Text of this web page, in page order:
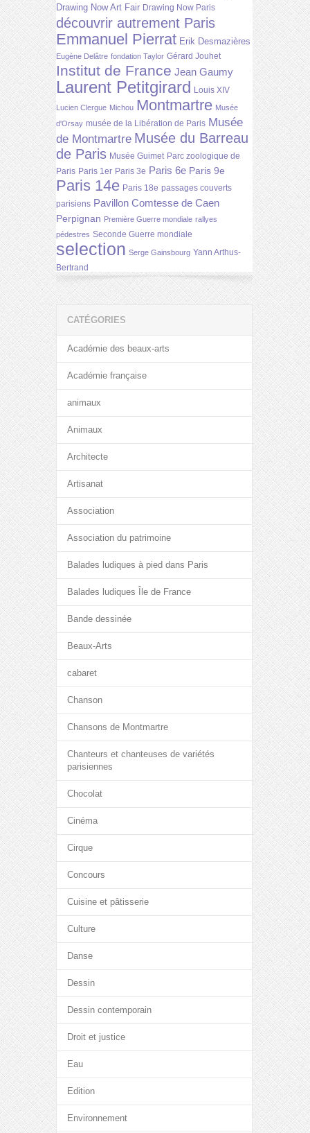
Drawing Now Art Fair Drawing Now Paris
découvrir autrement Paris
Emmanuel Pierrat Erik Desmazières
Eugène Delâtre fondation Taylor Gérard Jouhet
Institut de France Jean Gaumy
Laurent Petitgirard Louis XIV
Lucien Clergue Michou Montmartre Musée
d'Orsay musée de la Libération de Paris Musée
de Montmartre Musée du Barreau
de Paris Musée Guimet Parc zoologique de
Paris Paris 1er Paris 3e Paris 6e Paris 9e
Paris 14e Paris 18e passages couverts
parisiens Pavillon Comtesse de Caen
Perpignan Première Guerre mondiale rallyes
pédestres Seconde Guerre mondiale
selection Serge Gainsbourg Yann Arthus-
Bertrand
CATÉGORIES
Académie des beaux-arts
Académie française
animaux
Animaux
Architecte
Artisanat
Association
Association du patrimoine
Balades ludiques à pied dans Paris
Balades ludiques Île de France
Bande dessinée
Beaux-Arts
cabaret
Chanson
Chansons de Montmartre
Chanteurs et chanteuses de variétés
parisiennes
Chocolat
Cinéma
Cirque
Concours
Cuisine et pâtisserie
Culture
Danse
Dessin
Dessin contemporain
Droit et justice
Eau
Edition
Environnement